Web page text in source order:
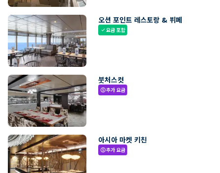
오션 포인트 레스토랑 & 뷔페
check요금 포함
붓처스컷
paid추가 요금
아시아 마켓 키친
paid추가 요금